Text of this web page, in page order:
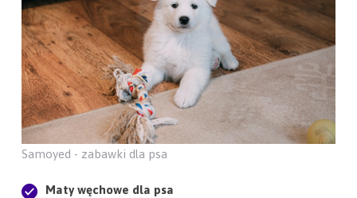
Samoyed - zabawki dla psa
Maty węchowe dla psa